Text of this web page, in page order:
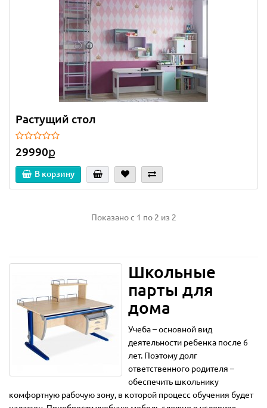
Растущий стол
29990ք
В корзину
Показано с 1 по 2 из 2
Школьные
парты для
дома
Учеба – основной вид
деятельности ребенка после 6
лет. Поэтому долг
ответственного родителя –
обеспечить школьнику
комфортную рабочую зону, в которой процесс обучения будет